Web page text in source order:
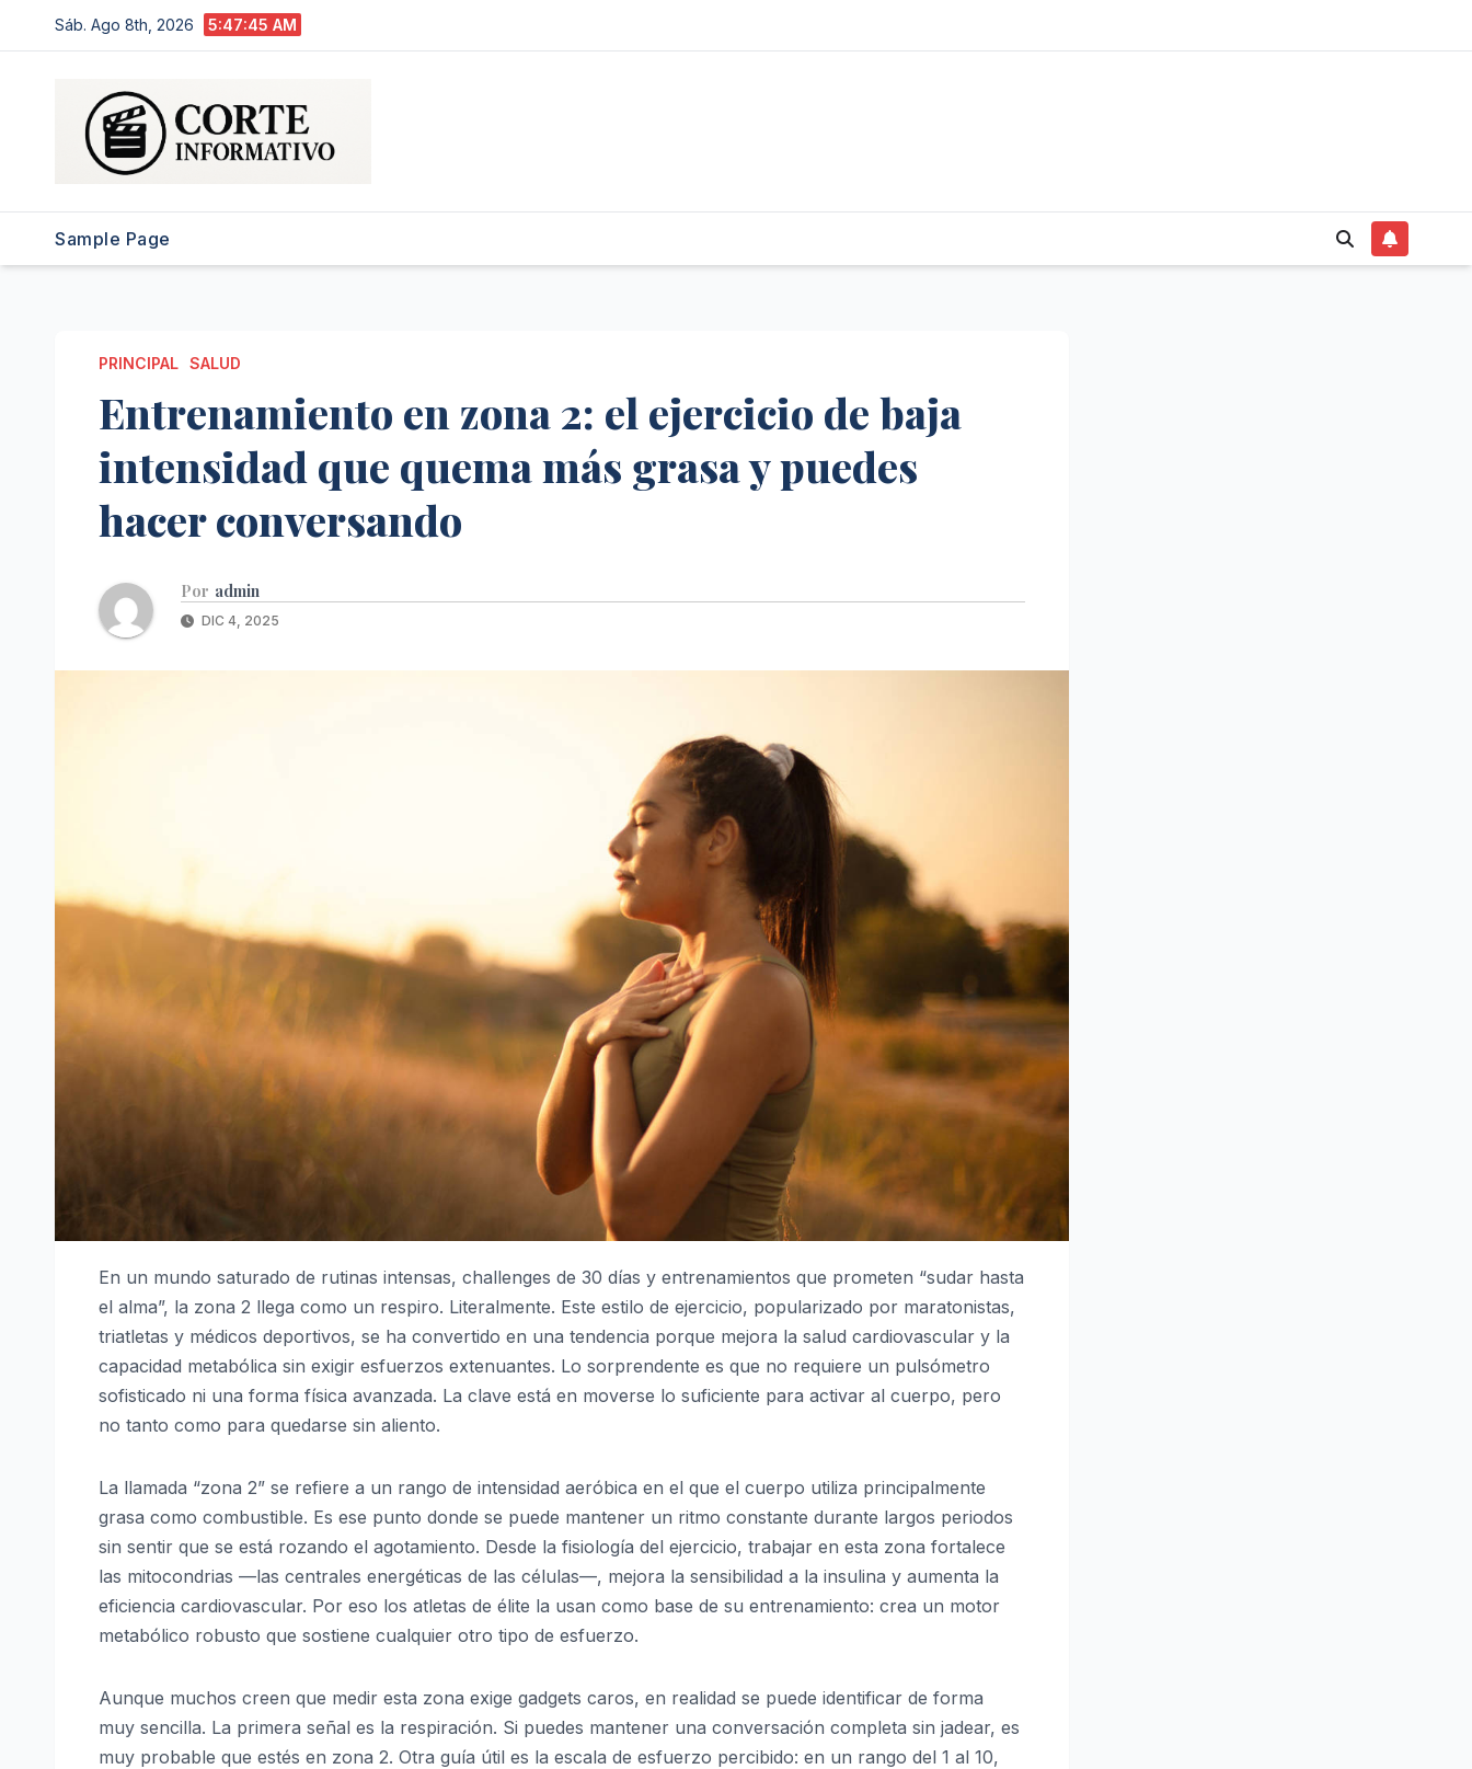
al
Sáb. Ago 8th, 2026 5:47:46 AM
Sample Page
PRINCIPAL SALUD
Entrenamiento en zona 2: el ejercicio de baja
intensidad que quema más grasa y puedes
hacer conversando
Por admin
DIC 4, 2025
En un mundo saturado de rutinas intensas, challenges de 30 días y entrenamientos que prometen “sudar hasta
el alma”, la zona 2 llega como un respiro. Literalmente. Este estilo de ejercicio, popularizado por maratonistas,
triatletas y médicos deportivos, se ha convertido en una tendencia porque mejora la salud cardiovascular y la
capacidad metabólica sin exigir esfuerzos extenuantes. Lo sorprendente es que no requiere un pulsómetro
sofisticado ni una forma física avanzada. La clave está en moverse lo suficiente para activar al cuerpo, pero
no tanto como para quedarse sin aliento.
La llamada “zona 2” se refiere a un rango de intensidad aeróbica en el que el cuerpo utiliza principalmente
grasa como combustible. Es ese punto donde se puede mantener un ritmo constante durante largos periodos
sin sentir que se está rozando el agotamiento. Desde la fisiología del ejercicio, trabajar en esta zona fortalece
las mitocondrias —las centrales energéticas de las células—, mejora la sensibilidad a la insulina y aumenta la
eficiencia cardiovascular. Por eso los atletas de élite la usan como base de su entrenamiento: crea un motor
metabólico robusto que sostiene cualquier otro tipo de esfuerzo.
Aunque muchos creen que medir esta zona exige gadgets caros, en realidad se puede identificar de forma
muy sencilla. La primera señal es la respiración. Si puedes mantener una conversación completa sin jadear, es
muy probable que estés en zona 2. Otra guía útil es la escala de esfuerzo percibido: en un rango del 1 al 10,